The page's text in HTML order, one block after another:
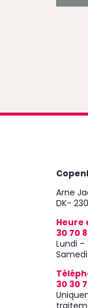
Arne
DK-
Heure
30 70
Lundi –
30 30